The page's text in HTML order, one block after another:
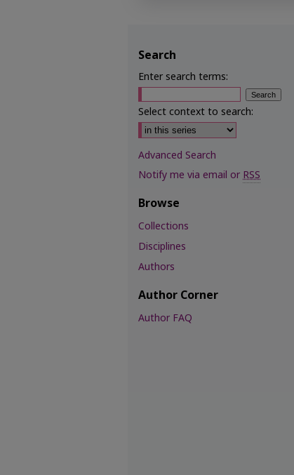
Search
Enter search terms:
Select context to search:
Advanced Search
Notify me via email orRSS
Browse
Collections
Disciplines
Authors
Author Corner
Author FAQ